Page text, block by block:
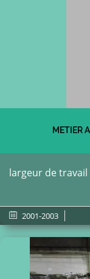
METIER
largeur de travail
2001-2003